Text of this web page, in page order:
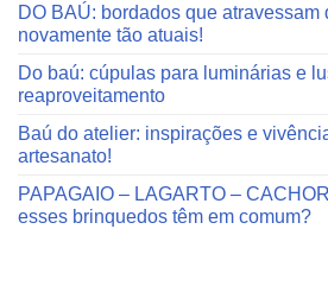
DO BAÚ: bordados que atravessam
novamente tão atuais!
Do baú: cúpulas para luminárias e
reaproveitamento
Baú do atelier: inspirações e
artesanato!
PAPAGAIO – LAGARTO –
esses brinquedos têm em comum?